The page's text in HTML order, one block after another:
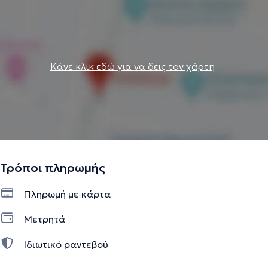
Κάνε κλικ εδώ για να δεις τον χάρτη
Τρόποι πληρωμής
Πληρωμή με κάρτα
Μετρητά
Ιδιωτικό ραντεβού